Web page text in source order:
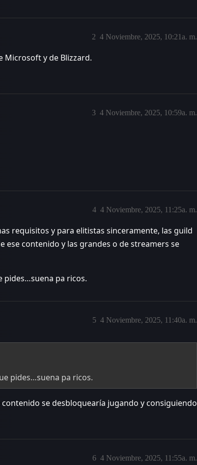
4 Noviembre, 2025, 10:21a. m.
2
Microsoft y de Blizzard.
4 Noviembre, 2025, 10:59a. m.
3
4 Noviembre, 2025, 11:25a. m.
4
requisitos y para elitistas sinceramente, las guild
ese contenido y las grandes o de streamers se
pides…suena pa ricos.
4 Noviembre, 2025, 11:40a. m.
5
pides…suena pa ricos.
contenido se desbloquearía jugando y consiguiendo
4 Noviembre, 2025, 11:55a. m.
6